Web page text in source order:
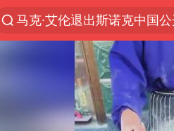
新疆优化调整景区内自驾服
上四休三，但降薪1000元
WTT瑞典大满贯女单签表出
情侣平潭拍日出坠崖1死1伤
36岁男演员成景区NPC后人